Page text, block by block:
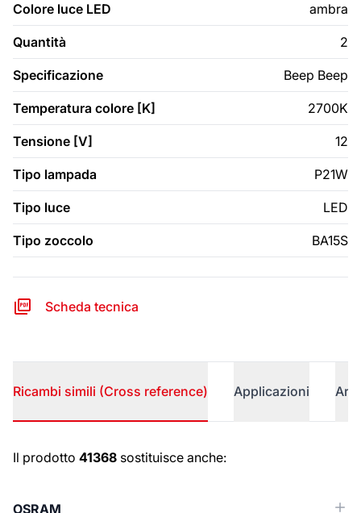
Colore luce LED ambra
Quantità 2
Specificazione Beep Beep
Temperatura colore [K] 2700K
Tensione [V] 12
Tipo lampada P21W
Tipo luce LED
Tipo zoccolo BA15S
Scheda tecnica
Ricambi simili (Cross reference) Applicazioni
Ricambi simili (Cross reference)
Il prodotto 41368 sostituisce anche:
OSRAM